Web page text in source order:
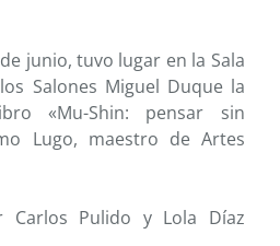
junio, tuvo lugar en la Sala
Salones Miguel Duque la
«Mu-Shin: pensar sin
Lugo, maestro de Artes
Carlos Pulido y Lola Díaz